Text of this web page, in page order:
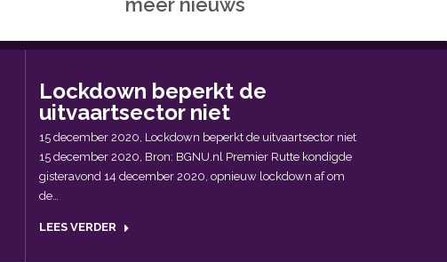
Lockdown beperkt de
uitvaartsector niet
15 december 2020, Lockdown beperkt de uitvaartsector niet
15 december 2020, Bron: BGNU.nl Premier Rutte kondigde
gisteravond 14 december 2020, opnieuw lockdown af om
de…
LEES VERDER